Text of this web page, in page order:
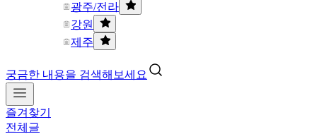
광주/전라
강원
제주
궁금한 내용을 검색해보세요
즐겨찾기
전체글